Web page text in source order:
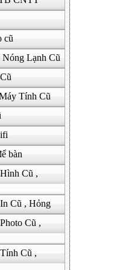
cũ
Lạnh Cũ
Tính Cũ
bàn
Cũ ,
Cũ , Hỏng
Cũ ,
Cũ ,